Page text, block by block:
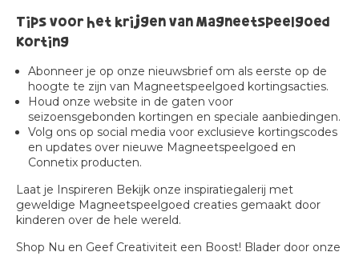
Tips voor het krijgen van Magneetspeelgoed
Korting
Abonneer je op onze nieuwsbrief om als eerste op de
hoogte te zijn van Magneetspeelgoed kortingsacties.
Houd onze website in de gaten voor
seizoensgebonden kortingen en speciale aanbiedingen.
Volg ons op social media voor exclusieve kortingscodes
en updates over nieuwe Magneetspeelgoed en
Connetix producten.
Laat je Inspireren Bekijk onze inspiratiegalerij met
geweldige Magneetspeelgoed creaties gemaakt door
kinderen over de hele wereld.
Shop Nu en Geef Creativiteit een Boost! Blader door onze